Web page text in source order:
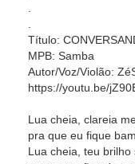
.
.
Título:
MPB: Samba
Autor/Voz/Violão:
https://youtu.be/
Lua cheia, clareia
pra que eu fique
Lua cheia, teu brilho